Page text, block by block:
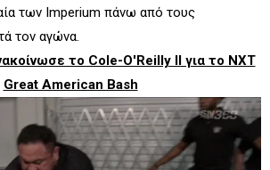
των Imperium πάνω από τους
τον αγώνα.
το Cole-O'Reilly II για το NXT
Great American Bash